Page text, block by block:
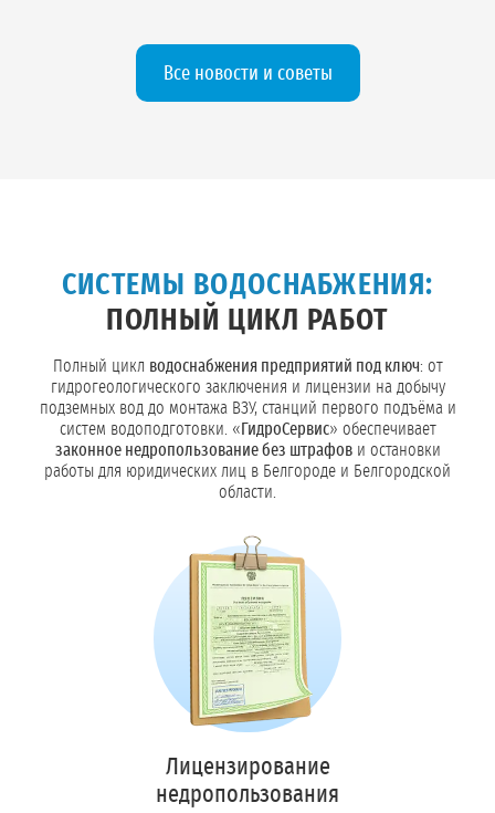
Все новости и советы
СИСТЕМЫ ВОДОСНАБЖЕНИЯ:
ПОЛНЫЙ ЦИКЛ РАБОТ
Полный цикл водоснабжения предприятий под ключ: от
гидрогеологического заключения и лицензии на добычу
подземных вод до монтажа ВЗУ, станций первого подъёма и
систем водоподготовки. «ГидроСервис» обеспечивает
законное недропользование без штрафови остановки
работы для юридических лиц в Белгороде и Белгородской
области.
Лицензирование
недропользования